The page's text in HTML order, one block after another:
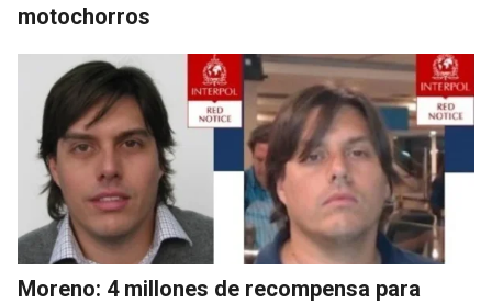
motochorros
Moreno: 4 millones de recompensa para